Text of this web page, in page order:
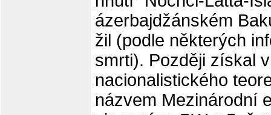
ázerbajdžánském
žil (podle některých
smrti). Později získal
nacionalistického
názvem Mezinárodní